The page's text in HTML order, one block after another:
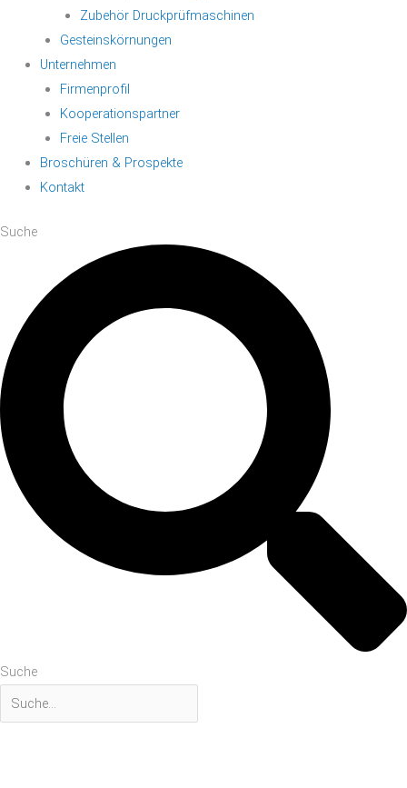
Zubehör Druckprüfmaschinen
Gesteinskörnungen
Unternehmen
Firmenprofil
Kooperationspartner
Freie Stellen
Broschüren & Prospekte
Kontakt
Suche
Suche